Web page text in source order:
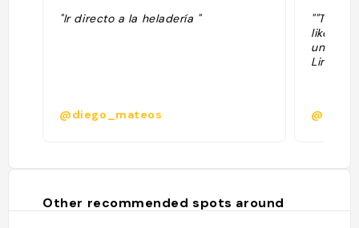
"Ir directo a la heladería "
@diego_mateos
""The
like
unlike
Lincoln
@
Other recommended spots around